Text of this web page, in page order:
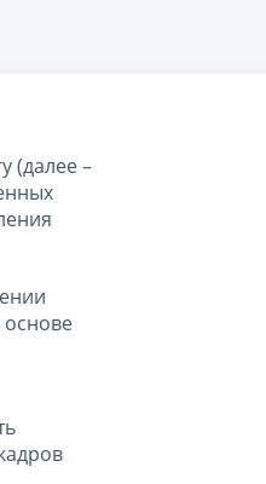
(далее –
основе